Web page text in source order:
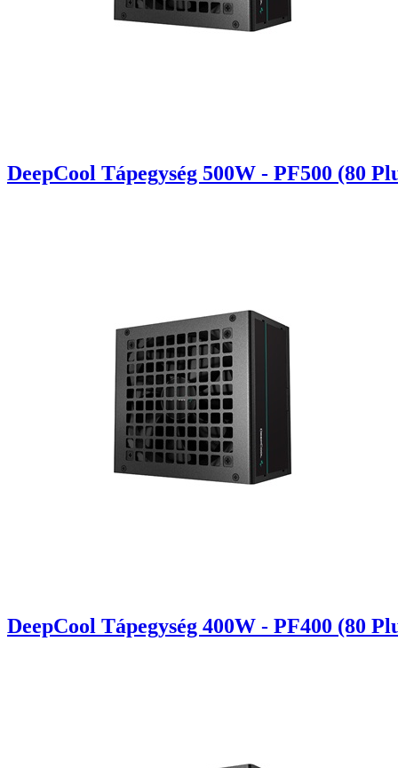
DeepCool Tápegység 500W - PF500 (80
DeepCool Tápegység 400W - PF400 (80